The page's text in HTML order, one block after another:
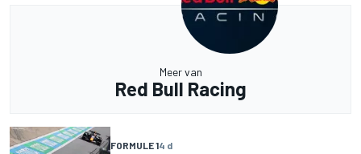
Meer van
Red Bull Racing
FORMULE 14 d